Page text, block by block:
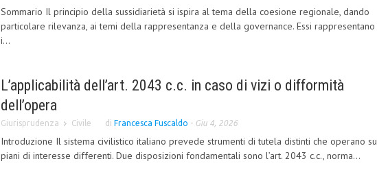
Sommario Il principio della sussidiarietà si ispira al tema della coesione regionale, dando
particolare rilevanza, ai temi della rappresentanza e della governance. Essi rappresentano
i...
L’applicabilità dell’art. 2043 c.c. in caso di vizi o difformità
dell’opera
Giurisprudenza Civile di Francesca Fuscaldo - Giu 4, 2026
Introduzione Il sistema civilistico italiano prevede strumenti di tutela distinti che operano su
piani di interesse differenti. Due disposizioni fondamentali sono l’art. 2043 c.c., norma...